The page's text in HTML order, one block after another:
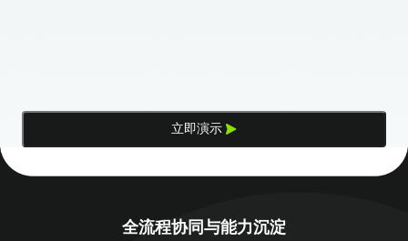
立即演示
全流程协同与能力沉淀